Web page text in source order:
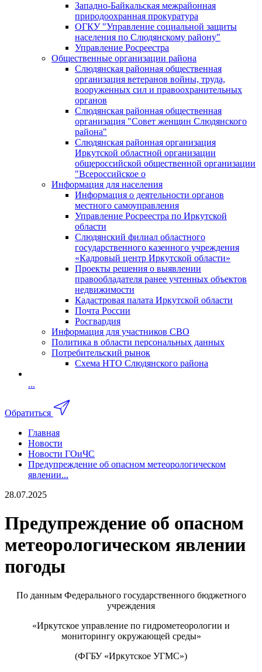
Западно-Байкальская межрайонная
природоохранная прокуратура
ОГКУ "Управление социальной защиты
населения по Слюдянскому району"
Управление Росреестра
Общественные организации района
Слюдянская районная общественная
организация ветеранов войны, труда,
вооруженных сил и правоохранительных
органов
Слюдянская районная общественная
организация "Совет женщин Слюдянского
района"
Слюдянская районная организация
Иркутской областной организации
общероссийской общественной организации
"Всероссийское о
Информация для населения
Информация о деятельности органов
местного самоуправления
Управление Росреестра по Иркутской
области
Слюдянский филиал областного
государственного казенного учреждения
«Кадровый центр Иркутской области»
Проекты решения о выявлении
правообладателя ранее учтенных объектов
недвижимости
Кадастровая палата Иркутской области
Почта России
Росгвардия
Информация для участников СВО
Политика в области персональных данных
Потребительский рынок
Схема НТО Слюдянского района
...
Обратиться
Главная
Новости
Новости ГОиЧС
Предупреждение об опасном метеорологическом
явлении...
28.07.2025
Предупреждение об опасном
метеорологическом явлении
погоды
По данным Федерального государственного бюджетного
учреждения
«Иркутское управление по гидрометеорологии и
мониторингу окружающей среды»
(ФГБУ «Иркутское УГМС»)